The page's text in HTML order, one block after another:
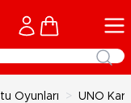
Cart
Oyunları > UNO